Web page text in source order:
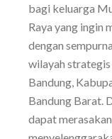
bagi keluarga
Raya yang ingin
dengan
wilayah
Bandung,
Bandung Barat.
dapat